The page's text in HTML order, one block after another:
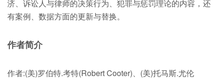
济、诉讼人与律师的决策行为、犯罪与惩罚理论的内容，还
有案例、数据方面的更新与替换。
作者简介
作者:(美)罗伯特.考特(Robert Cooter)、(美)托马斯.尤伦